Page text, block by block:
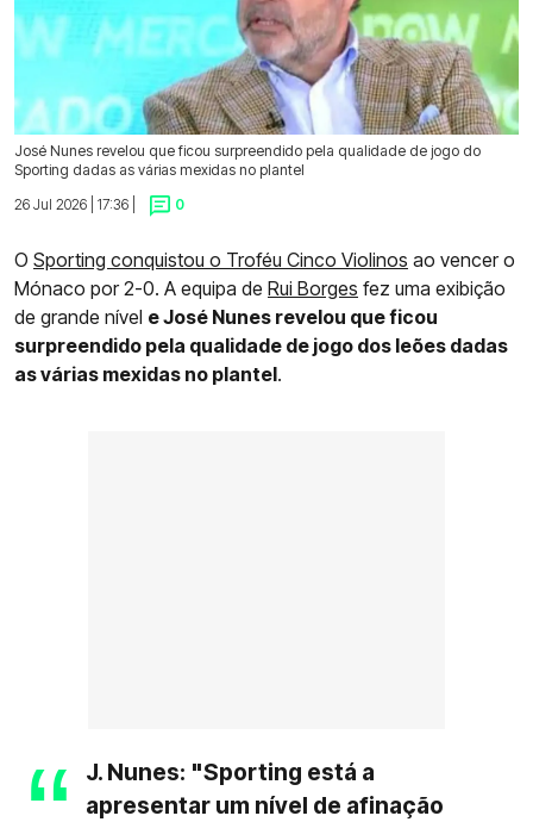
José Nunes revelou que ficou surpreendido pela qualidade de jogo do
Sporting dadas as várias mexidas no plantel
26 Jul 2026 | 17:36 |
0
O Sporting conquistou o Troféu Cinco Violinos ao vencer o
Mónaco por 2-0. A equipa de Rui Borges fez uma exibição
de grande nível e José Nunes revelou que ficou
surpreendido pela qualidade de jogo dos leões dadas
as várias mexidas no plantel.
J. Nunes: "Sporting está a
apresentar um nível de afinação